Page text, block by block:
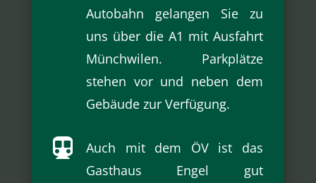
Autobahn gelangen Sie zu
uns über die A1 mit Ausfahrt
Münchwilen. Parkplätze
stehen vor und neben dem
Gebäude zur Verfügung.

Auch mit dem ÖV ist das
Gasthaus Engel gut